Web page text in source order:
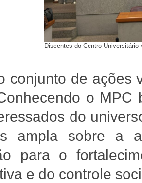
Discentes do Centro
conjunto de ações
o MPC
do
ampla sobre a
para o
e do controle